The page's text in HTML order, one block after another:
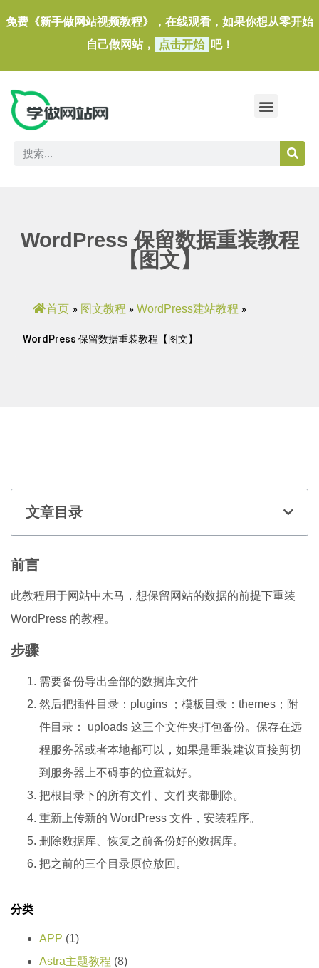
免费《新手做网站视频教程》，在线观看，如果你想从零开始
自己做网站，
点击开始 吧！
WordPress 保留数据重装教程
【图文】
首页 » 图文教程 » WordPress建站教程 »
WordPress 保留数据重装教程【图文】
文章目录
前言
此教程用于网站中木马，想保留网站的数据的前提下重装
WordPress 的教程。
步骤
需要备份导出全部的数据库文件
然后把插件目录：plugins ；模板目录：themes；附
件目录： uploads 这三个文件夹打包备份。保存在远
程服务器或者本地都可以，如果是重装建议直接剪切
到服务器上不碍事的位置就好。
把根目录下的所有文件、文件夹都删除。
重新上传新的 WordPress 文件，安装程序。
删除数据库、恢复之前备份好的数据库。
把之前的三个目录原位放回。
分类
APP (1)
Astra主题教程 (8)